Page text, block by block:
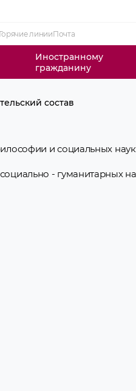
Горячие линииПочта
Иностранному
гражданину
состав
и социальных
- гуманитарных